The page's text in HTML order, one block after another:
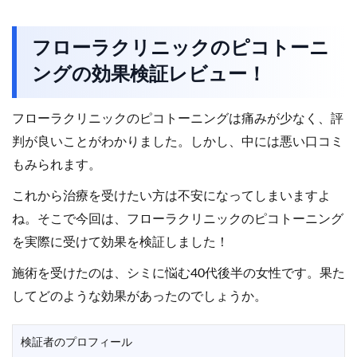
フローラクリニックのピコトーニ
ングの効果検証レビュー！
フローラクリニックのピコトーニングは痛みが少なく、評
判が良いことがわかりました。しかし、中には悪い口コミ
もみられます。
これから治療を受けたい方は不安になってしまいますよ
ね。そこで今回は、フローラクリニックのピコトーニング
を実際に受けて効果を検証しました！
施術を受けたのは、シミに悩む40代後半の女性です。果た
してどのような効果があったのでしょうか。
検証者のプロフィール